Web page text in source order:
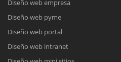
Diseño web empresa
Diseño web pyme
Diseño web portal
Diseño web intranet